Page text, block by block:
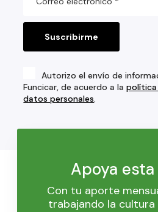
Autorizo el envío de
Funcicar, de acuerdo a la
datos personales
Apoya
Con tu aporte
trabajando la